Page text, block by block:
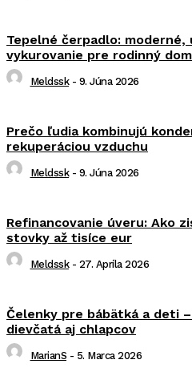
Tepelné čerpadlo:
vykurovanie pre rodinný dom
Meldssk - 9. Júna 2026
Prečo ľudia kombinujú
rekuperáciou vzduchu
Meldssk - 9. Júna 2026
Refinancovanie úveru: Ako
stovky až tisíce eur
Meldssk - 27. Apríla 2026
Čelenky pre bábätká a deti
dievčatá aj chlapcov
MarianS - 5. Marca 2026